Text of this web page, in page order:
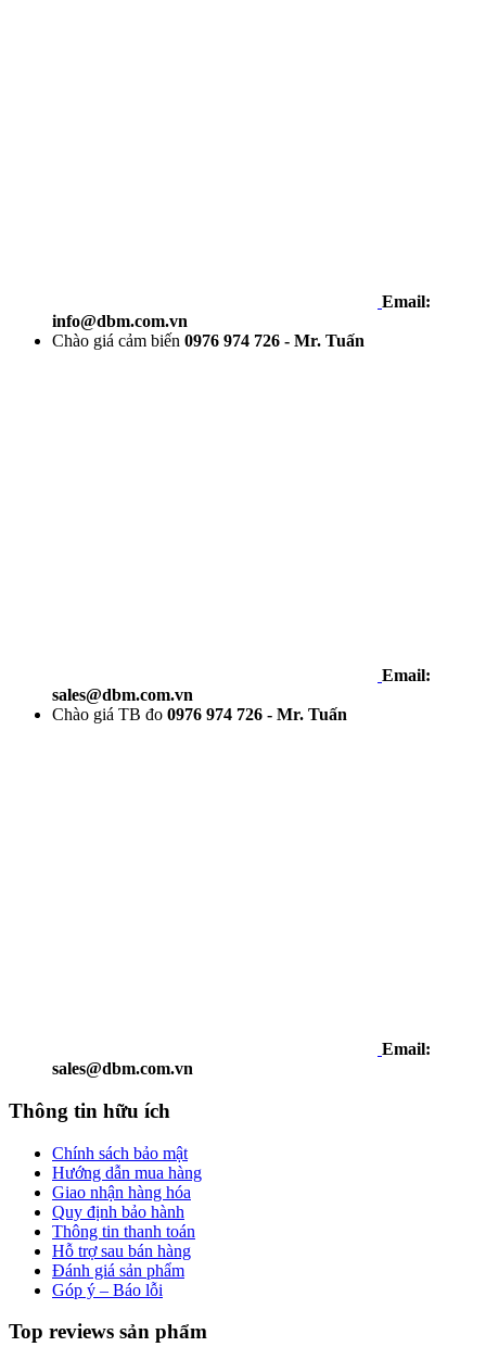
Email:
info@dbm.com.vn
Chào giá cảm biến 0976 974 726 - Mr. Tuấn
Email:
sales@dbm.com.vn
Chào giá TB đo 0976 974 726 - Mr. Tuấn
Email:
sales@dbm.com.vn
Thông tin hữu ích
Chính sách bảo mật
Hướng dẫn mua hàng
Giao nhận hàng hóa
Quy định bảo hành
Thông tin thanh toán
Hỗ trợ sau bán hàng
Đánh giá sản phẩm
Góp ý – Báo lỗi
Top reviews sản phẩm